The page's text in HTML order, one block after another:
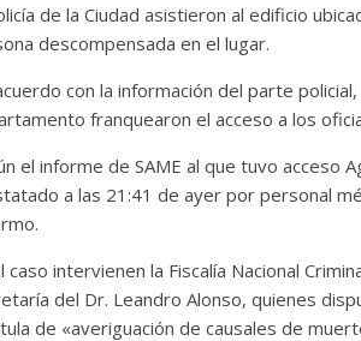
de la Ciudad asistieron al edificio
descompensada en el lugar.
con la información del parte
franquearon el acceso a los
el informe de SAME al que tuvo acceso
a las 21:41 de ayer por personal
caso intervienen la Fiscalía Nacional
del Dr. Leandro Alonso, quienes
de «averiguación de causales de